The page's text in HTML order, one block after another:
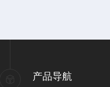
产品导航